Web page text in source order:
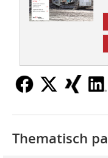
Thematisch